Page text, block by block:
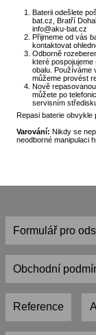
Baterii odešlete
bat.cz, Bratří
info@aku-bat.cz
Přijmeme od vás
kontaktovat
Odborně
které
obalu. Používáme
můžeme provést
Nově
můžete po
servisním
Repasi baterie obvykle
Varování: Nikdy se
neodborné manipulaci
Formulář pro
Obchodní
Reference